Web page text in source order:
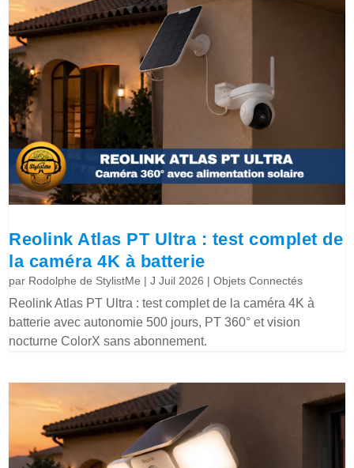
Reolink Atlas PT Ultra : test complet de
la caméra 4K à batterie
par Rodolphe de StylistMe |J Juil 2026 |Objets Connectés
Reolink Atlas PT Ultra : test complet de la caméra 4K à
batterie avec autonomie 500 jours, PT 360° et vision
nocturne ColorX sans abonnement.